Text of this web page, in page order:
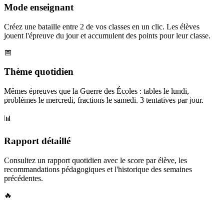
Mode enseignant
Créez une bataille entre 2 de vos classes en un clic. Les élèves
jouent l'épreuve du jour et accumulent des points pour leur classe.
📅
Thème quotidien
Mêmes épreuves que la Guerre des Écoles : tables le lundi,
problèmes le mercredi, fractions le samedi. 3 tentatives par jour.
📊
Rapport détaillé
Consultez un rapport quotidien avec le score par élève, les
recommandations pédagogiques et l'historique des semaines
précédentes.
🔥